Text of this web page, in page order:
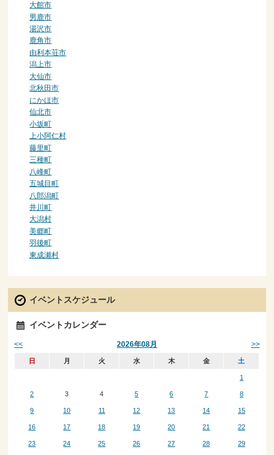
大館市
男鹿市
湯沢市
鹿角市
由利本荘市
潟上市
大仙市
北秋田市
にかほ市
仙北市
小坂町
上小阿仁村
藤里町
三種町
八峰町
五城目町
八郎潟町
井川町
大潟村
美郷町
羽後町
東成瀬村
イベントスケジュール
イベントカレンダー
2026年08月
<< >>
日 月 火 水 木 金 土
1
2 3 4 5 6 7 8
9 10 11 12 13 14 15
16 17 18 19 20 21 22
23 24 25 26 27 28 29